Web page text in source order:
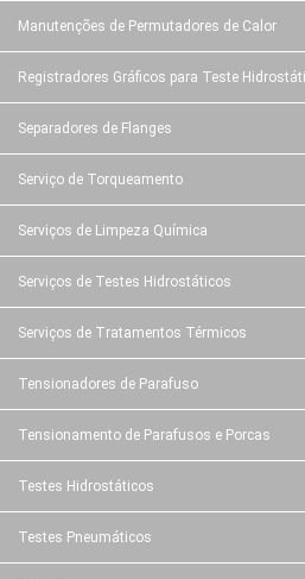
Manutenções de Permutadores de Calor
Registradores Gráficos para Teste
Separadores de Flanges
Serviço de Torqueamento
Serviços de Limpeza Química
Serviços de Testes Hidrostáticos
Serviços de Tratamentos Térmicos
Tensionadores de Parafuso
Tensionamento de Parafusos e Porcas
Testes Hidrostáticos
Testes Pneumáticos